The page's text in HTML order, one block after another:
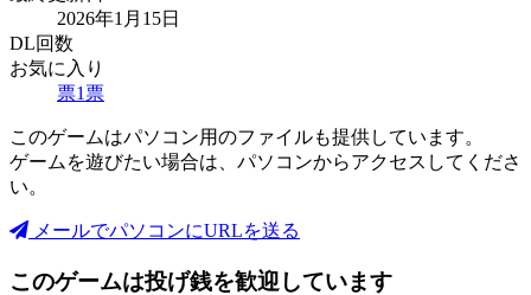
2026年1月15日
DL回数
お気に入り
票1 票
このゲームはパソコン用のファイルも提供しています。
ゲームを遊びたい場合は、パソコンからアクセスしてくださ
い。
メールでパソコンにURLを送る
このゲームは投げ銭を歓迎しています